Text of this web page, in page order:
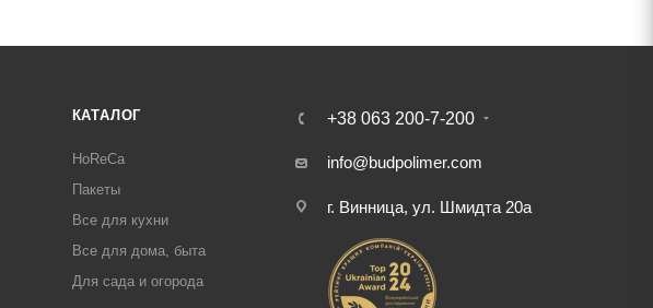
КАТАЛОГ
HoReCa
Пакеты
Все для кухни
Все для дома, быта
Для сада и огорода
+38 063 200-7-200
info@budpolimer.com
г. Винница, ул. Шмидта 20а